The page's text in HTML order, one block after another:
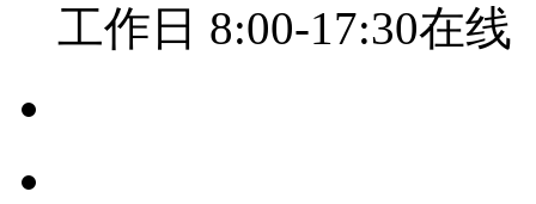
工作日 8:00-17:30在线